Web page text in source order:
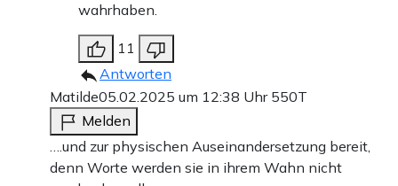
wahrhaben.
11
Antworten
Matilde05.02.2025 um 12:38 Uhr 550T
Melden
….und zur physischen Auseinandersetzung bereit,
denn Worte werden sie in ihrem Wahn nicht